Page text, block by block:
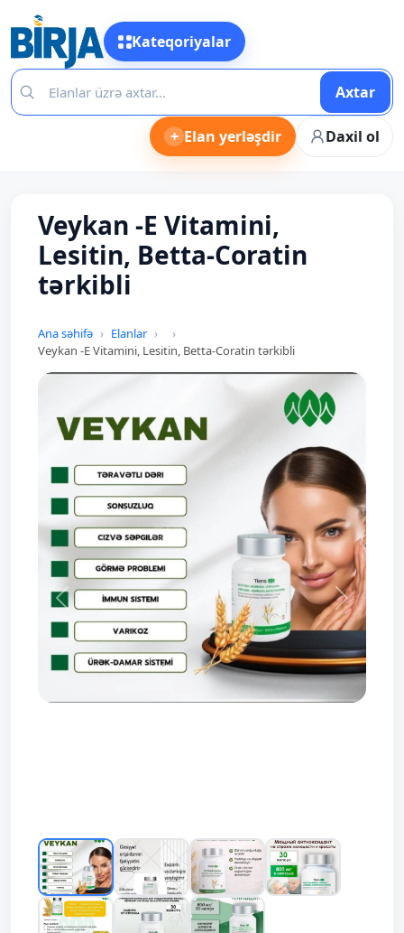
Kateqoriyalar
Axtar
+ Elan yerləşdir Daxil ol
Veykan -E Vitamini,
Lesitin, Betta-Coratin
tərkibli
Ana səhifə
Elanlar
Veykan -E Vitamini, Lesitin, Betta-Coratin tərkibli
Prev Next